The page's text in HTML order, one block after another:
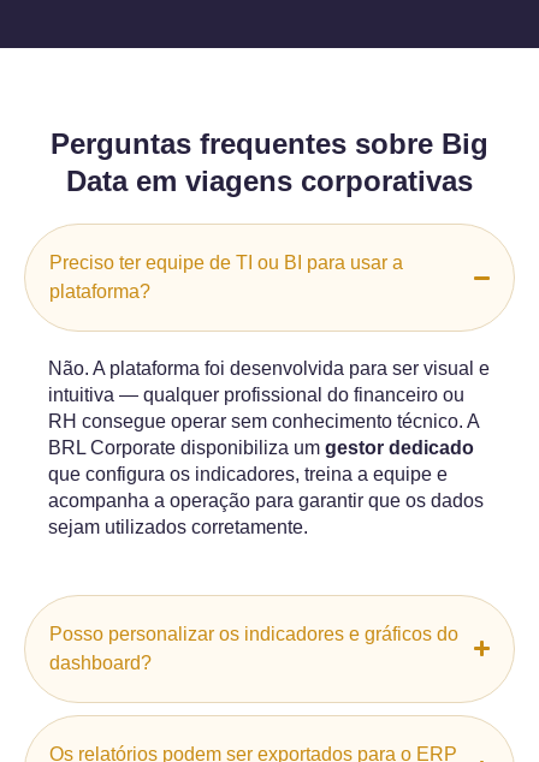
Perguntas frequentes sobre Big
Data em viagens corporativas
Preciso ter equipe de TI ou BI para usar a
plataforma?
Não. A plataforma foi desenvolvida para ser visual e
intuitiva — qualquer profissional do financeiro ou
RH consegue operar sem conhecimento técnico. A
BRL Corporate disponibiliza um gestor dedicado
que configura os indicadores, treina a equipe e
acompanha a operação para garantir que os dados
sejam utilizados corretamente.
Posso personalizar os indicadores e gráficos do
dashboard?
Os relatórios podem ser exportados para o ERP